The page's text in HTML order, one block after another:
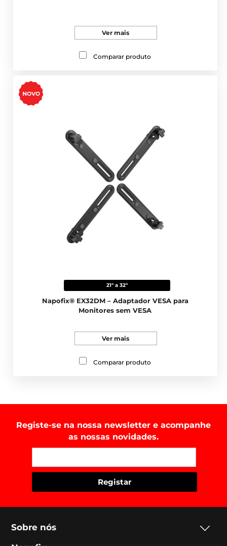
Ver mais
Comparar produto
21" a 32"
Napofix® EX32DM – Adaptador VESA para
Monitores sem VESA
Ver mais
Comparar produto
Registe-se na nossa newsletter e acompanhe
as nossas novidades.
Sobre nós